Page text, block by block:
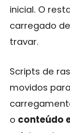
inicial. O
carregado de
travar.
Scripts de
movidos
o conteúdo